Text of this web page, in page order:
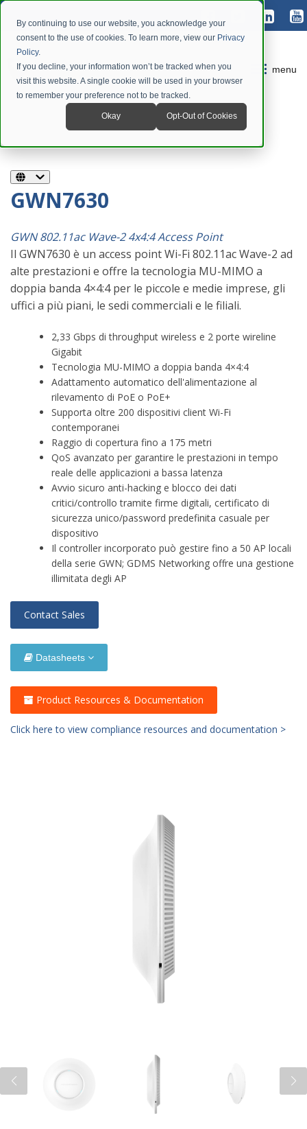
By continuing to use our website, you acknowledge your
consent to the use of cookies. To learn more, view our Privacy
Policy.
If you decline, your information won’t be tracked when you
visit this website. A single cookie will be used in your browser
to remember your preference not to be tracked.
Okay Opt-Out of Cookies
menu
GWN7630
GWN802.11ac Wave-2 4x4:4Access Point
Il GWN7630 è un access point Wi-Fi 802.11ac Wave-2 ad
alte prestazioni e offre la tecnologia MU-MIMO a
doppia banda 4×4:4 per le piccole e medie imprese, gli
uffici a più piani, le sedi commerciali e le filiali.
2,33 Gbps di throughput wireless e 2 porte wireline
Gigabit
Tecnologia MU-MIMO a doppia banda 4×4:4
Adattamento automatico dell'alimentazione al
rilevamento di PoE o PoE+
Supporta oltre 200 dispositivi client Wi-Fi
contemporanei
Raggio di copertura fino a 175 metri
QoS avanzato per garantire le prestazioni in tempo
reale delle applicazioni a bassa latenza
Avvio sicuro anti-hacking e blocco dei dati
critici/controllo tramite firme digitali, certificato di
sicurezza unico/password predefinita casuale per
dispositivo
Il controller incorporato può gestire fino a 50 AP locali
della serie GWN; GDMS Networking offre una gestione
illimitata degli AP
Contact Sales
Datasheets
Product Resources & Documentation
Click here to view compliance resources and documentation >